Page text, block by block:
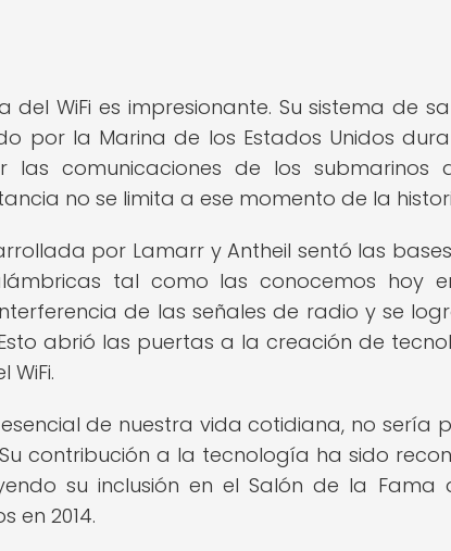
WiFi es impresionante. Su sistema de
por la Marina de los Estados Unidos
las comunicaciones de los submarinos
no se limita a ese momento de la
por Lamarr y Antheil sentó las
tal como las conocemos hoy
de las señales de radio y se
abrió las puertas a la creación de
WiFi.
de nuestra vida cotidiana, no sería
contribución a la tecnología ha sido
su inclusión en el Salón de la Fama
en 2014.